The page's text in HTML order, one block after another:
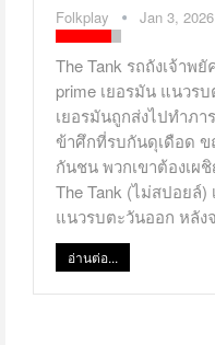
Folkplay Jan 3, 2026
The Tank รถถังเจ้าพ
prime เยอรมัน แนวร
เยอรมันถูกส่งไปทำภ
ข้าศึกที่รบกันดุเดือด ข
กันชน พวกเขาต้องเผ
The Tank (ไม่สปอยล์)
แนวรบตะวันออก หลัง
อ่านต่อ...